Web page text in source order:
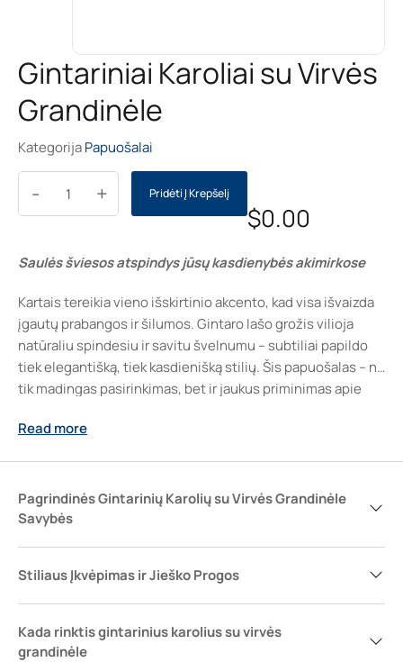
Gintariniai Karoliai su Virvės
Grandinėle
KategorijaPapuošalai
+
- Pridėti Į Krepšelį
$0.00
Saulės šviesos atspindys jūsų kasdienybės akimirkose
Kartais tereikia vieno išskirtinio akcento, kad visa išvaizda
įgautų prabangos ir šilumos. Gintaro lašo grožis vilioja
natūraliu spindesiu ir savitu švelnumu – subtiliai papildo
tiek elegantišką, tiek kasdienišką stilių. Šis papuošalas – ne
tik madingas pasirinkimas, bet ir jaukus priminimas apie
savo individualumą su istorija, įkūnyta kiekviename gintaro
Read more
Pagrindinės Gintarinių Karolių su Virvės Grandinėle
Savybės
Stiliaus Įkvėpimas ir Jieško Progos
Kada rinktis gintarinius karolius su virvės
grandinėle